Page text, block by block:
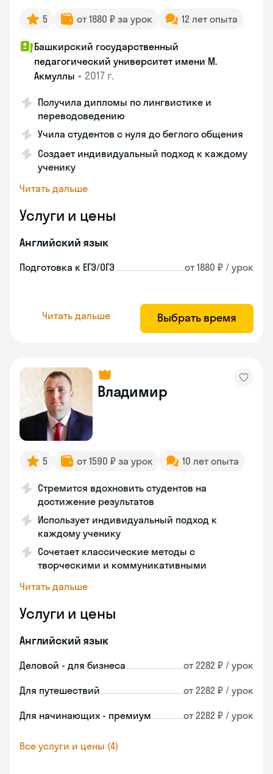
5 от 1880 ₽ за урок 12 лет опыта
Башкирский государственный
педагогический университет имени М.
Акмуллы • 2017 г.
Получила дипломы по лингвистике и
переводоведению
Учила студентов с нуля до беглого общения
Создает индивидуальный подход к каждому
ученику
Читать дальше
Услуги и цены
Английский язык
Подготовка к ЕГЭ/ОГЭ от 1880 ₽ / урок
Читать дальше Выбрать время
Владимир
5 от 1590 ₽ за урок 10 лет опыта
Стремится вдохновить студентов на
достижение результатов
Использует индивидуальный подход к
каждому ученику
Сочетает классические методы с
творческими и коммуникативными
Читать дальше
Услуги и цены
Английский язык
Деловой - для бизнеса от 2282 ₽ / урок
Для путешествий от 2282 ₽ / урок
Для начинающих - премиум от 2282 ₽ / урок
Все услуги и цены (4)